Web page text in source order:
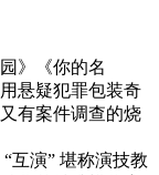
》《你的名
悬疑犯罪包装奇
有案件调查的烧
互演” 堪称演技教